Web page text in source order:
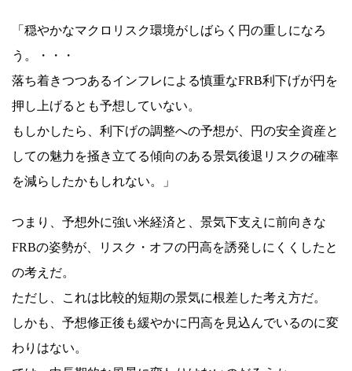
「穏やかなマクロリスク環境がしばらく円の重しになろ
う。・・・
落ち着きつつあるインフレによる慎重なFRB利下げが円を
押し上げるとも予想していない。
もしかしたら、利下げの調整への予想が、円の安全資産と
しての魅力を掻き立てる傾向のある景気後退リスクの確率
を減らしたかもしれない。」
つまり、予想外に強い米経済と、景気下支えに前向きな
FRBの姿勢が、リスク・オフの円高を誘発しにくくしたと
の考えだ。
ただし、これは比較的短期の景気に根差した考え方だ。
しかも、予想修正後も緩やかに円高を見込んでいるのに変
わりはない。